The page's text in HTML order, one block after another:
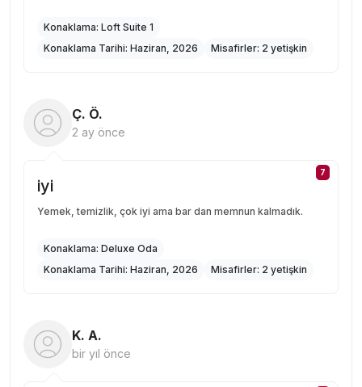
Konaklama: Loft Suite 1
Konaklama Tarihi: Haziran, 2026 Misafirler: 2 yetişkin
Ç. Ö.
2 ay önce
7
iyi
Yemek, temizlik, çok iyi ama bar dan memnun kalmadık.
Konaklama: Deluxe Oda
Konaklama Tarihi: Haziran, 2026 Misafirler: 2 yetişkin
K. A.
bir yıl önce